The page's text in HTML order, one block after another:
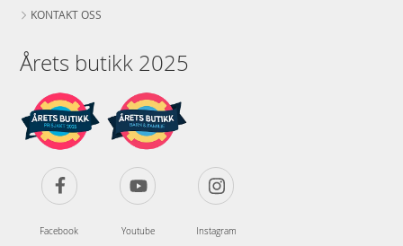
KONTAKT OSS
Årets butikk 2025
Facebook Youtube Instagram